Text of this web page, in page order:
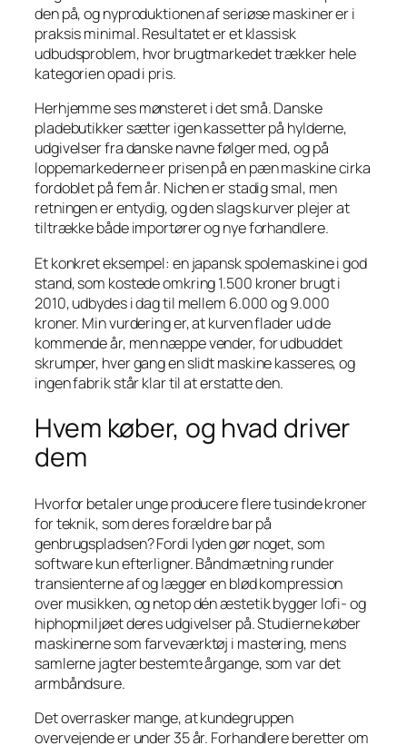
den på, og nyproduktionen af seriøse maskiner er i
praksis minimal. Resultatet er et klassisk
udbudsproblem, hvor brugtmarkedet trækker hele
kategorien opad i pris.
Herhjemme ses mønsteret i det små. Danske
pladebutikker sætter igen kassetter på hylderne,
udgivelser fra danske navne følger med, og på
loppemarkederne er prisen på en pæn maskine cirka
fordoblet på fem år. Nichen er stadig smal, men
retningen er entydig, og den slags kurver plejer at
tiltrække både importører og nye forhandlere.
Et konkret eksempel: en japansk spolemaskine i god
stand, som kostede omkring 1.500 kroner brugt i
2010, udbydes i dag til mellem 6.000 og 9.000
kroner. Min vurdering er, at kurven flader ud de
kommende år, men næppe vender, for udbuddet
skrumper, hver gang en slidt maskine kasseres, og
ingen fabrik står klar til at erstatte den.
Hvem køber, og hvad driver
dem
Hvorfor betaler unge producere flere tusinde kroner
for teknik, som deres forældre bar på
genbrugspladsen? Fordi lyden gør noget, som
software kun efterligner. Båndmætning runder
transienterne af og lægger en blød kompression
over musikken, og netop dén æstetik bygger lofi- og
hiphopmiljøet deres udgivelser på. Studierne køber
maskinerne som farveværktøj i mastering, mens
samlerne jagter bestemte årgange, som var det
armbåndsure.
Det overrasker mange, at kundegruppen
overvejende er under 35 år. Forhandlere beretter om